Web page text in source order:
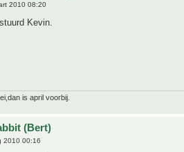
2010 08:20
Kevin.
is april voorbij.
(Bert)
2010 00:16